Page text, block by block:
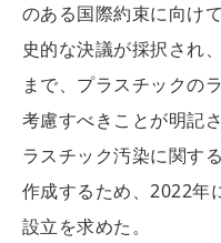
のある国際約束に向け
史的な決議が採択され
まで、プラスチックの
考慮すべきことが明記
ラスチック汚染に関す
作成するため、2022年
設立を求めた。